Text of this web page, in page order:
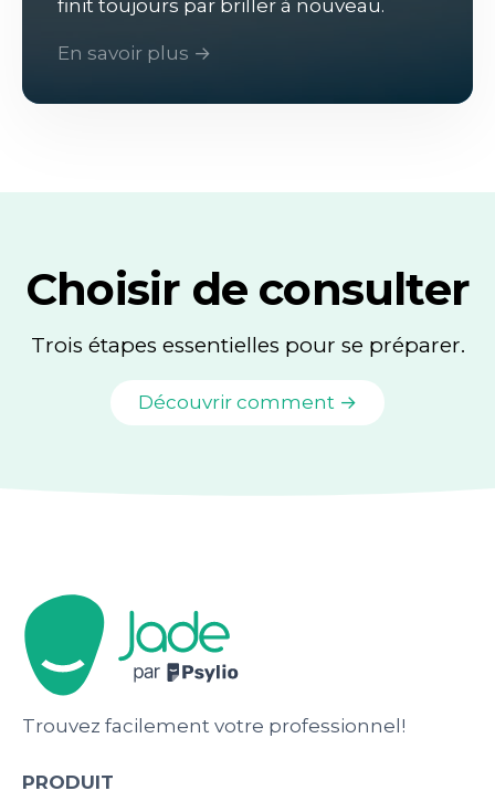
finit toujours par briller à nouveau.
En savoir plus →
Choisir de consulter
Trois étapes essentielles pour se préparer.
Découvrir comment →
Trouvez facilement votre professionnel!
PRODUIT